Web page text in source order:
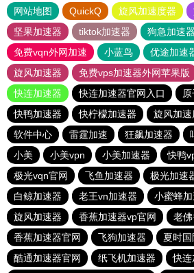
网站地图 QuickQ 旋风加速度器
坚果加速器
tiktok加速器
狗急加速
免费vqn外网加速
小蓝鸟 优途加速
旋风加速器
免费vps加速器外网苹果版
快连加速器
快连加速器官网入口
快鸭加速器
快柠檬加速器 旋风加速
软件中心
雷霆加速 狂飙加速器
小美
小美vpn 小美加速器 快鸭
极光vqn官网
飞鱼加速器 极光加速
白鲸加速器
老王vn加速器 小蜜蜂
旋风加速器
香蕉加速器vp官网 老
香蕉加速器官网
飞狗加速器
夏时
酷通加速器官网
纸飞机加速器 快